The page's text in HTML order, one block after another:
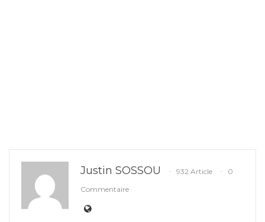
Justin SOSSOU 932 Article
0
Commentaire